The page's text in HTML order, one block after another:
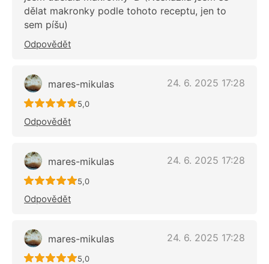
dělat makronky podle tohoto receptu, jen to
sem píšu)
Odpovědět
mares-mikulas 24. 6. 2025 17:28
Recept ještě nebyl hodnocen
5,0
Odpovědět
mares-mikulas 24. 6. 2025 17:28
Recept ještě nebyl hodnocen
5,0
Odpovědět
mares-mikulas 24. 6. 2025 17:28
Recept ještě nebyl hodnocen
5,0